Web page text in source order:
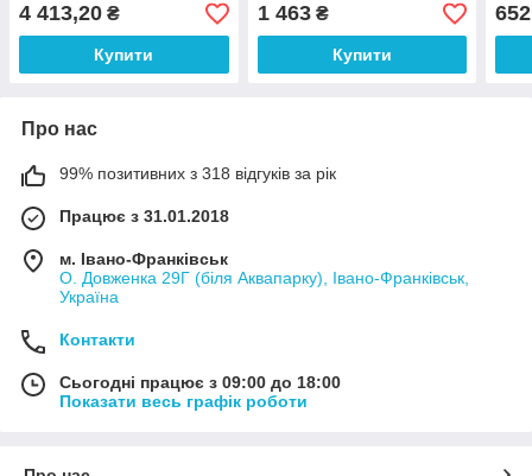
4 413,20 ₴
Купити
1 463₴
Купити
Про нас
99% позитивних з 318 відгуків за рік
Працює з 31.01.2018
м. Івано-Франківськ
О. Довженка 29Г (біля Аквапарку), Івано-Франківськ,
Україна
Контакти
Сьогодні працює з 09:00 до 18:00
Показати весь графік роботи